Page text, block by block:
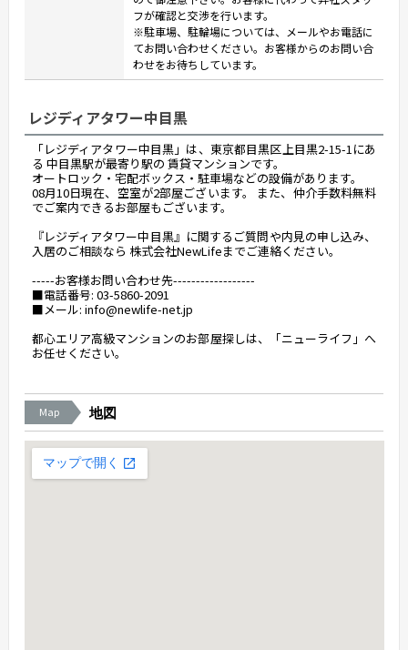
フが確認と交渉を行います。
※駐車場、駐輪場については、メールやお電話に
てお問い合わせください。お客様からのお問い合
わせをお待ちしています。
レジディアタワー中目黒
「レジディアタワー中目黒」は、東京都目黒区上目黒2-15-1にあ
る 中目黒駅が最寄り駅の 賃貸マンションです。
オートロック・宅配ボックス・駐車場などの設備があります。
08月10日現在、空室が2部屋ございます。 また、仲介手数料無料
でご案内できるお部屋もございます。
『レジディアタワー中目黒』に関するご質問や内見の申し込み、
入居のご相談なら 株式会社NewLifeまでご連絡ください。
-----お客様お問い合わせ先------------------
■電話番号: 03-5860-2091
■メール: info@newlife-net.jp
都心エリア高級マンションのお部屋探しは、「ニューライフ」へ
お任せください。
Map 地図